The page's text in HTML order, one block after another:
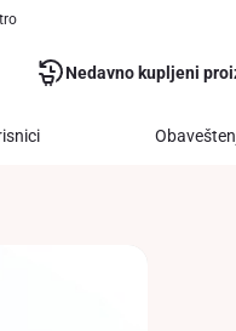
Nedavno kupljeni